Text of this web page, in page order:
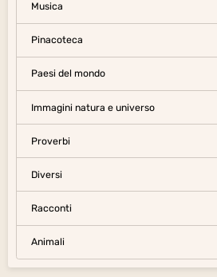
Musica
Pinacoteca
Paesi del mondo
Immagini natura e universo
Proverbi
Diversi
Racconti
Animali